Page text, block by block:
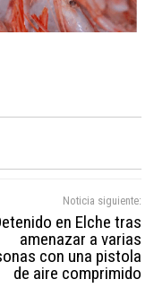
Noticia siguiente:
en Elche tras
amenazar a varias
con una pistola
de aire comprimido